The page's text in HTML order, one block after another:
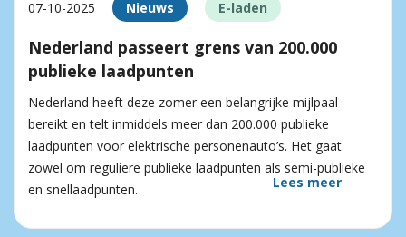
07-10-2025 Nieuws E-laden
Nederland passeert grens van 200.000
publieke laadpunten
Nederland heeft deze zomer een belangrijke mijlpaal
bereikt en telt inmiddels meer dan 200.000 publieke
laadpunten voor elektrische personenauto’s. Het gaat
zowel om reguliere publieke laadpunten als semi-publieke
en snellaadpunten.
Lees meer